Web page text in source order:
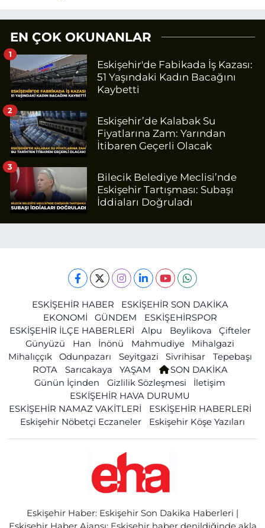
EN ÇOK OKUNANLAR
Eskişehir'de Fabikada İş Kazası:
51 Yaşındaki Kadın Bacağını
Kaybetti
1
Eskişehir’de Kalabak Su
Fiyatlarına Zam: Yarından
İtibaren Geçerli Olacak
2
Bilecik Belediye Meclisi’nde
Eskişehir Tartışması: Subaşı
İddiaları Doğruladı
3
ESKİŞEHİR HABER
ESKİŞEHİR SON DAKİKA
EKONOMİ
GÜNDEM
ESKİŞEHİRSPOR
ESKİŞEHİR İLÇE HABERLERİ
Alpu Beylikova
Çifteler
Günyüzü
Han İnönü Mahmudiye
Mihalgazi
Mihalıççık
Odunpazarı Seyitgazi Sivrihisar
Tepebaşı
ROTA
Sarıcakaya YAŞAM
SON DAKİKA
Günün İçinden
Gizlilik Sözleşmesi
İletişim
ESKİŞEHİR HAVA DURUMU
ESKİŞEHİR NAMAZ VAKİTLERİ
ESKİŞEHİR HABERLERİ
Eskişehir Nöbetçi Eczaneler
Eskişehir Köşe Yazıları
Eskişehir Haber: Eskişehir Son Dakika Haberleri |